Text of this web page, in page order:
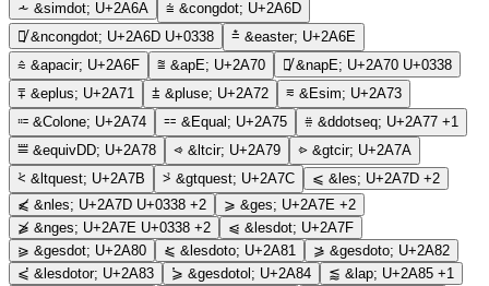
⩪ &simdot; U+2A6A ⩭ &congdot; U+2A6D
⩭̸ &ncongdot; U+2A6D U+0338 ⩮ &easter; U+2A6E
⩯ &apacir; U+2A6F ⩰ &apE; U+2A70 ⩰̸ &napE; U+2A70 U+0338
⩱ &eplus; U+2A71 ⩲ &pluse; U+2A72 ⩳ &Esim; U+2A73
⩴ &Colone; U+2A74 ⩵ &Equal; U+2A75 ⩷ &ddotseq; U+2A77 +1
⩸ &equivDD; U+2A78 ⩹ &ltcir; U+2A79 ⩺ &gtcir; U+2A7A
⩻ &ltquest; U+2A7B ⩼ &gtquest; U+2A7C ⩽ &les; U+2A7D +2
⩽̸ &nles; U+2A7D U+0338 +2 ⩾ &ges; U+2A7E +2
⩾̸ &nges; U+2A7E U+0338 +2 ⩿ &lesdot; U+2A7F
⪀ &gesdot; U+2A80 ⪁ &lesdoto; U+2A81 ⪂ &gesdoto; U+2A82
⪃ &lesdotor; U+2A83 ⪄ &gesdotol; U+2A84 ⪅ &lap; U+2A85 +1